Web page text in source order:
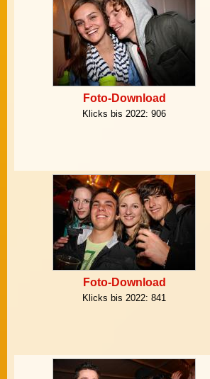
Foto-Download
Klicks bis 2022: 906
Foto-Download
Klicks bis 2022: 841